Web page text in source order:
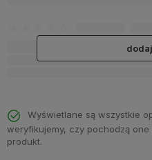
Wyświetlane są wszystkie
weryfikujemy, czy pochodzą
produkt.